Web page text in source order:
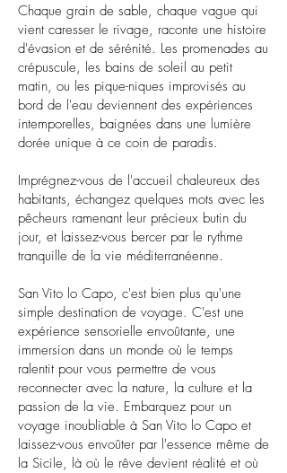
Chaque grain de sable, chaque vague qui
vient caresser le rivage, raconte une histoire
d'évasion et de sérénité. Les promenades au
crépuscule, les bains de soleil au petit
matin, ou les pique-niques improvisés au
bord de l'eau deviennent des expériences
intemporelles, baignées dans une lumière
dorée unique à ce coin de paradis.
Imprégnez-vous de l'accueil chaleureux des
habitants, échangez quelques mots avec les
pêcheurs ramenant leur précieux butin du
jour, et laissez-vous bercer par le rythme
tranquille de la vie méditerranéenne.
San Vito lo Capo, c'est bien plus qu'une
simple destination de voyage. C'est une
expérience sensorielle envoûtante, une
immersion dans un monde où le temps
ralentit pour vous permettre de vous
reconnecter avec la nature, la culture et la
passion de la vie. Embarquez pour un
voyage inoubliable à San Vito lo Capo et
laissez-vous envoûter par l'essence même de
la Sicile, là où le rêve devient réalité et où